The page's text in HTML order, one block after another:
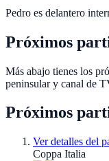
Pedro es delantero
Próximos
Más abajo tienes los
peninsular y canal de
Próximos
Ver detalles del
Coppa Italia